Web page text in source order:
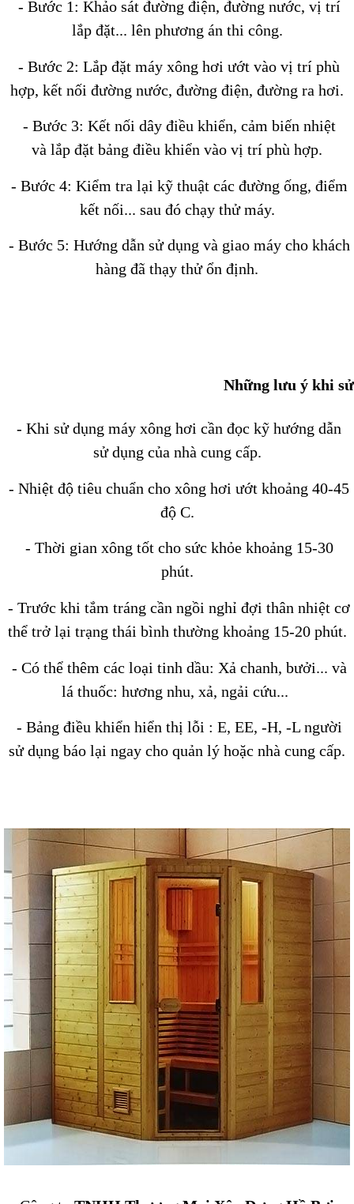
- Bước 1: Khảo sát đường điện, đường nước, vị trí
lắp đặt... lên phương án thi công.
- Bước 2: Lắp đặt máy xông hơi ướt vào vị trí phù
hợp, kết nối đường nước, đường điện, đường ra hơi.
- Bước 3: Kết nối dây điều khiển, cảm biến nhiệt
và lắp đặt bảng điều khiển vào vị trí phù hợp.
- Bước 4: Kiểm tra lại kỹ thuật các đường ống, điểm
kết nối... sau đó chạy thử máy.
- Bước 5: Hướng dẫn sử dụng và giao máy cho khách
hàng đã thạy thử ổn định.
Những lưu ý khi
- Khi sử dụng máy xông hơi cần đọc kỹ hướng dẫn
sử dụng của nhà cung cấp.
- Nhiệt độ tiêu chuẩn cho xông hơi ướt khoảng 40-45
độ C.
- Thời gian xông tốt cho sức khỏe khoảng 15-30
phút.
- Trước khi tắm tráng cần ngồi nghỉ đợi thân nhiệt cơ
thể trở lại trạng thái bình thường khoảng 15-20 phút.
- Có thể thêm các loại tinh dầu: Xả chanh, bưởi... và
lá thuốc: hương nhu, xả, ngải cứu...
- Bảng điều khiển hiển thị lỗi : E, EE, -H, -L người
sử dụng báo lại ngay cho quản lý hoặc nhà cung cấp.